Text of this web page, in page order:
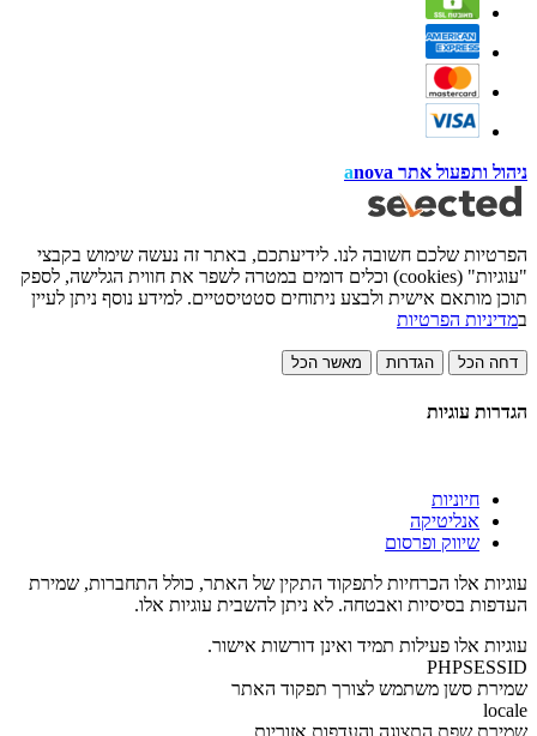
ניהול ותפעול אתר anova
הפרטיות שלכם חשובה לנו. לידיעתכם, באתר זה נעשה שימוש בקבצי
"עוגיות" (cookies) וכלים דומים במטרה לשפר את חווית הגלישה, לספק
תוכן מותאם אישית ולבצע ניתוחים סטטיסטיים. למידע נוסף ניתן לעיין
במדיניות הפרטיות
דחה הכל הגדרות מאשר הכל
הגדרות עוגיות
חיוניות
אנליטיקה
שיווק ופרסום
עוגיות אלו הכרחיות לתפקוד התקין של האתר, כולל התחברות, שמירת
העדפות בסיסיות ואבטחה. לא ניתן להשבית עוגיות אלו.
עוגיות אלו פעילות תמיד ואינן דורשות אישור.
PHPSESSID
שמירת סשן משתמש לצורך תפקוד האתר
locale
שמירת שפת התצוגה והעדפות אזוריות